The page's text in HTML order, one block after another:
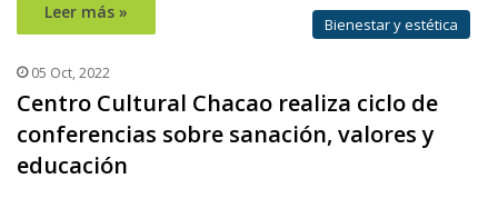
Leer más »
Bienestar y estética
05 Oct, 2022
Centro Cultural Chacao realiza ciclo de
conferencias sobre sanación, valores y
educación